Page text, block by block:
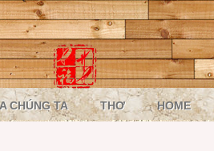
CHÚNG TA THƠ HOME